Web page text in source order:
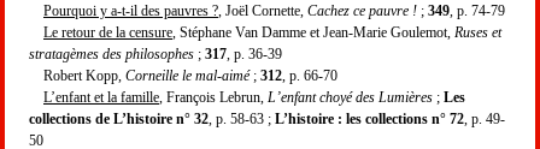
Pourquoi y a-t-il des pauvres ? , Joël Cornette, Cachez ce pauvre ! ; 349 , p. 74-79
Le retour de la censure , Stéphane Van Damme et Jean-Marie Goulemot, Ruses et
stratagèmes des philosophes ; 317 , p. 36-39
Robert Kopp, Corneille le mal-aimé; 312 , p. 66-70
L’enfant et la famille , François Lebrun, L’enfant choyé des Lumières ; Les
collections de L’histoire n° 32 , p. 58-63 ; L’histoire : les collections n° 72 , p. 49-
50